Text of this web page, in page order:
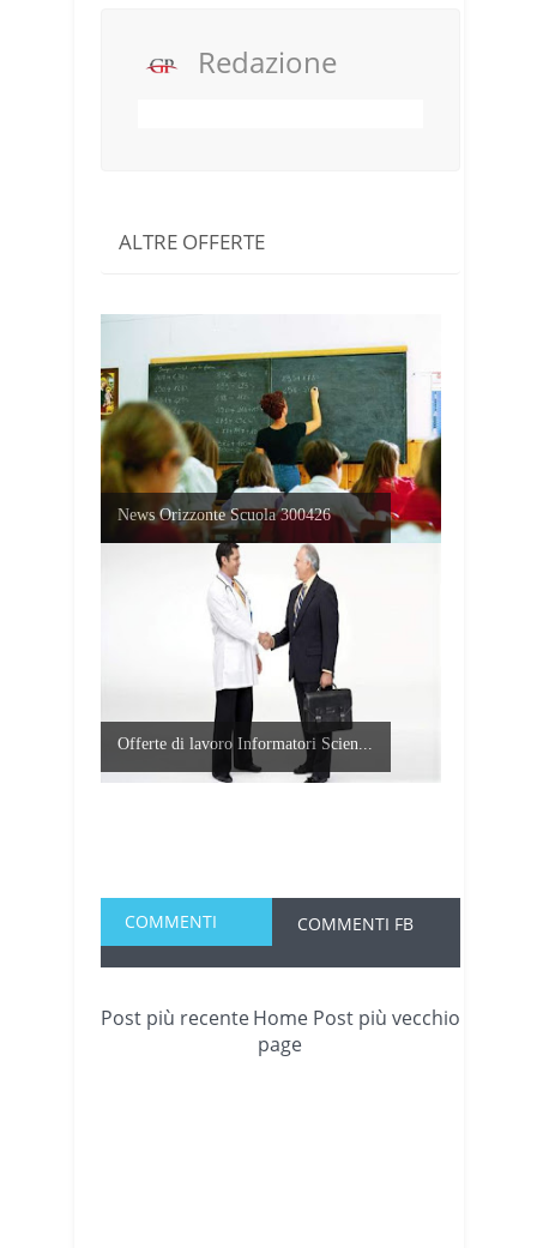
Redazione
ALTRE OFFERTE
News Orizzonte Scuola 300426
Offerte di lavoro Informatori Scien...
COMMENTI COMMENTI FB
Post più recente Post più vecchio
Home
page